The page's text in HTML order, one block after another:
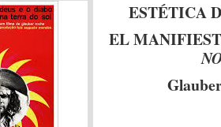
ESTÉTICA
EL